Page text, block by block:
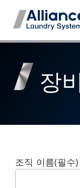
우리와 함께
뉴스룸
장
조직 이름(필수)